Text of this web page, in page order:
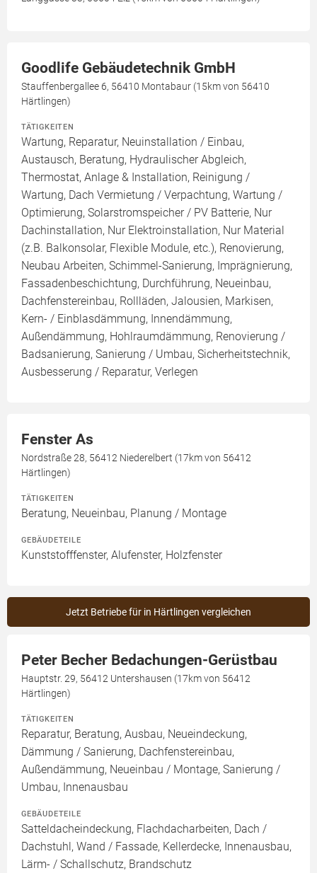
Goodlife Gebäudetechnik GmbH
Stauffenbergallee 6, 56410 Montabaur (15km von 56410
Härtlingen)
TÄTIGKEITEN
Wartung, Reparatur, Neuinstallation / Einbau,
Austausch, Beratung, Hydraulischer Abgleich,
Thermostat, Anlage & Installation, Reinigung /
Wartung, Dach Vermietung / Verpachtung, Wartung /
Optimierung, Solarstromspeicher / PV Batterie, Nur
Dachinstallation, Nur Elektroinstallation, Nur Material
(z.B. Balkonsolar, Flexible Module, etc.), Renovierung,
Neubau Arbeiten, Schimmel-Sanierung, Imprägnierung,
Fassadenbeschichtung, Durchführung, Neueinbau,
Dachfenstereinbau, Rollläden, Jalousien, Markisen,
Kern- / Einblasdämmung, Innendämmung,
Außendämmung, Hohlraumdämmung, Renovierung /
Badsanierung, Sanierung / Umbau, Sicherheitstechnik,
Ausbesserung / Reparatur, Verlegen
Fenster As
Nordstraße 28, 56412 Niederelbert (17km von 56412
Härtlingen)
TÄTIGKEITEN
Beratung, Neueinbau, Planung / Montage
GEBÄUDETEILE
Kunststofffenster, Alufenster, Holzfenster
Jetzt Betriebe für in Härtlingen vergleichen
Peter Becher Bedachungen-Gerüstbau
Hauptstr. 29, 56412 Untershausen (17km von 56412
Härtlingen)
TÄTIGKEITEN
Reparatur, Beratung, Ausbau, Neueindeckung,
Dämmung / Sanierung, Dachfenstereinbau,
Außendämmung, Neueinbau / Montage, Sanierung /
Umbau, Innenausbau
GEBÄUDETEILE
Satteldacheindeckung, Flachdacharbeiten, Dach /
Dachstuhl, Wand / Fassade, Kellerdecke, Innenausbau,
Lärm- / Schallschutz, Brandschutz